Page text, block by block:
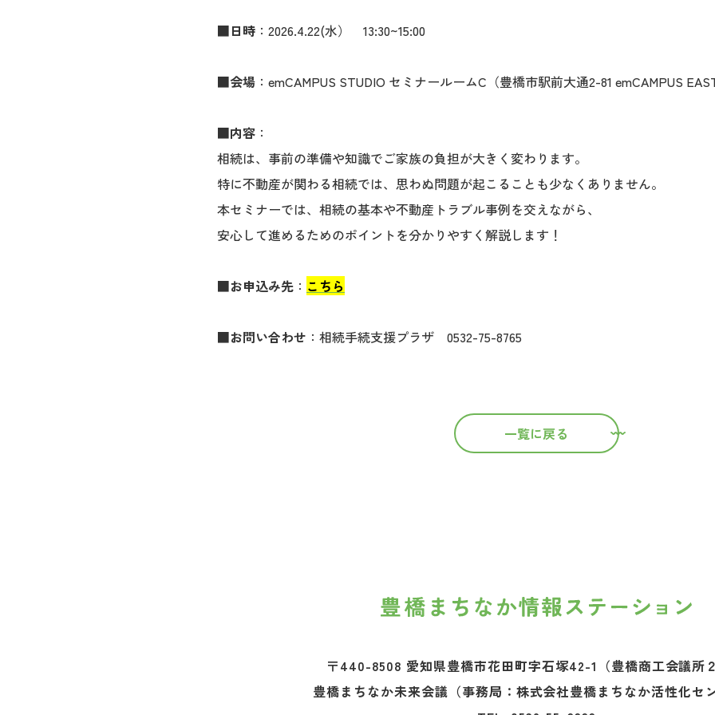
■日時 ：2026.4.22(水） 13:30~15:00
■会場 ：emCAMPUS STUDIO セミナールームC（豊橋市駅前大通2-81 emCAMPUS
■内容 ：
相続は、事前の準備や知識でご家族の負担が大きく変わります。
特に不動産が関わる相続では、思わぬ問題が起こることも少なくありません。
本セミナーでは、相続の基本や不動産トラブル事例を交えながら、
安心して進めるためのポイントを分かりやすく解説します！
■お申込み先 ： こちら
■お問い合わせ ：相続手続支援プラザ 0532-75-8765
一覧に戻る
〒440-8508 愛知県豊橋市花田町字石塚42-1 （豊橋商工会議所
豊橋まちなか未来会議 （事務局：株式会社豊橋まちなか活性化セ